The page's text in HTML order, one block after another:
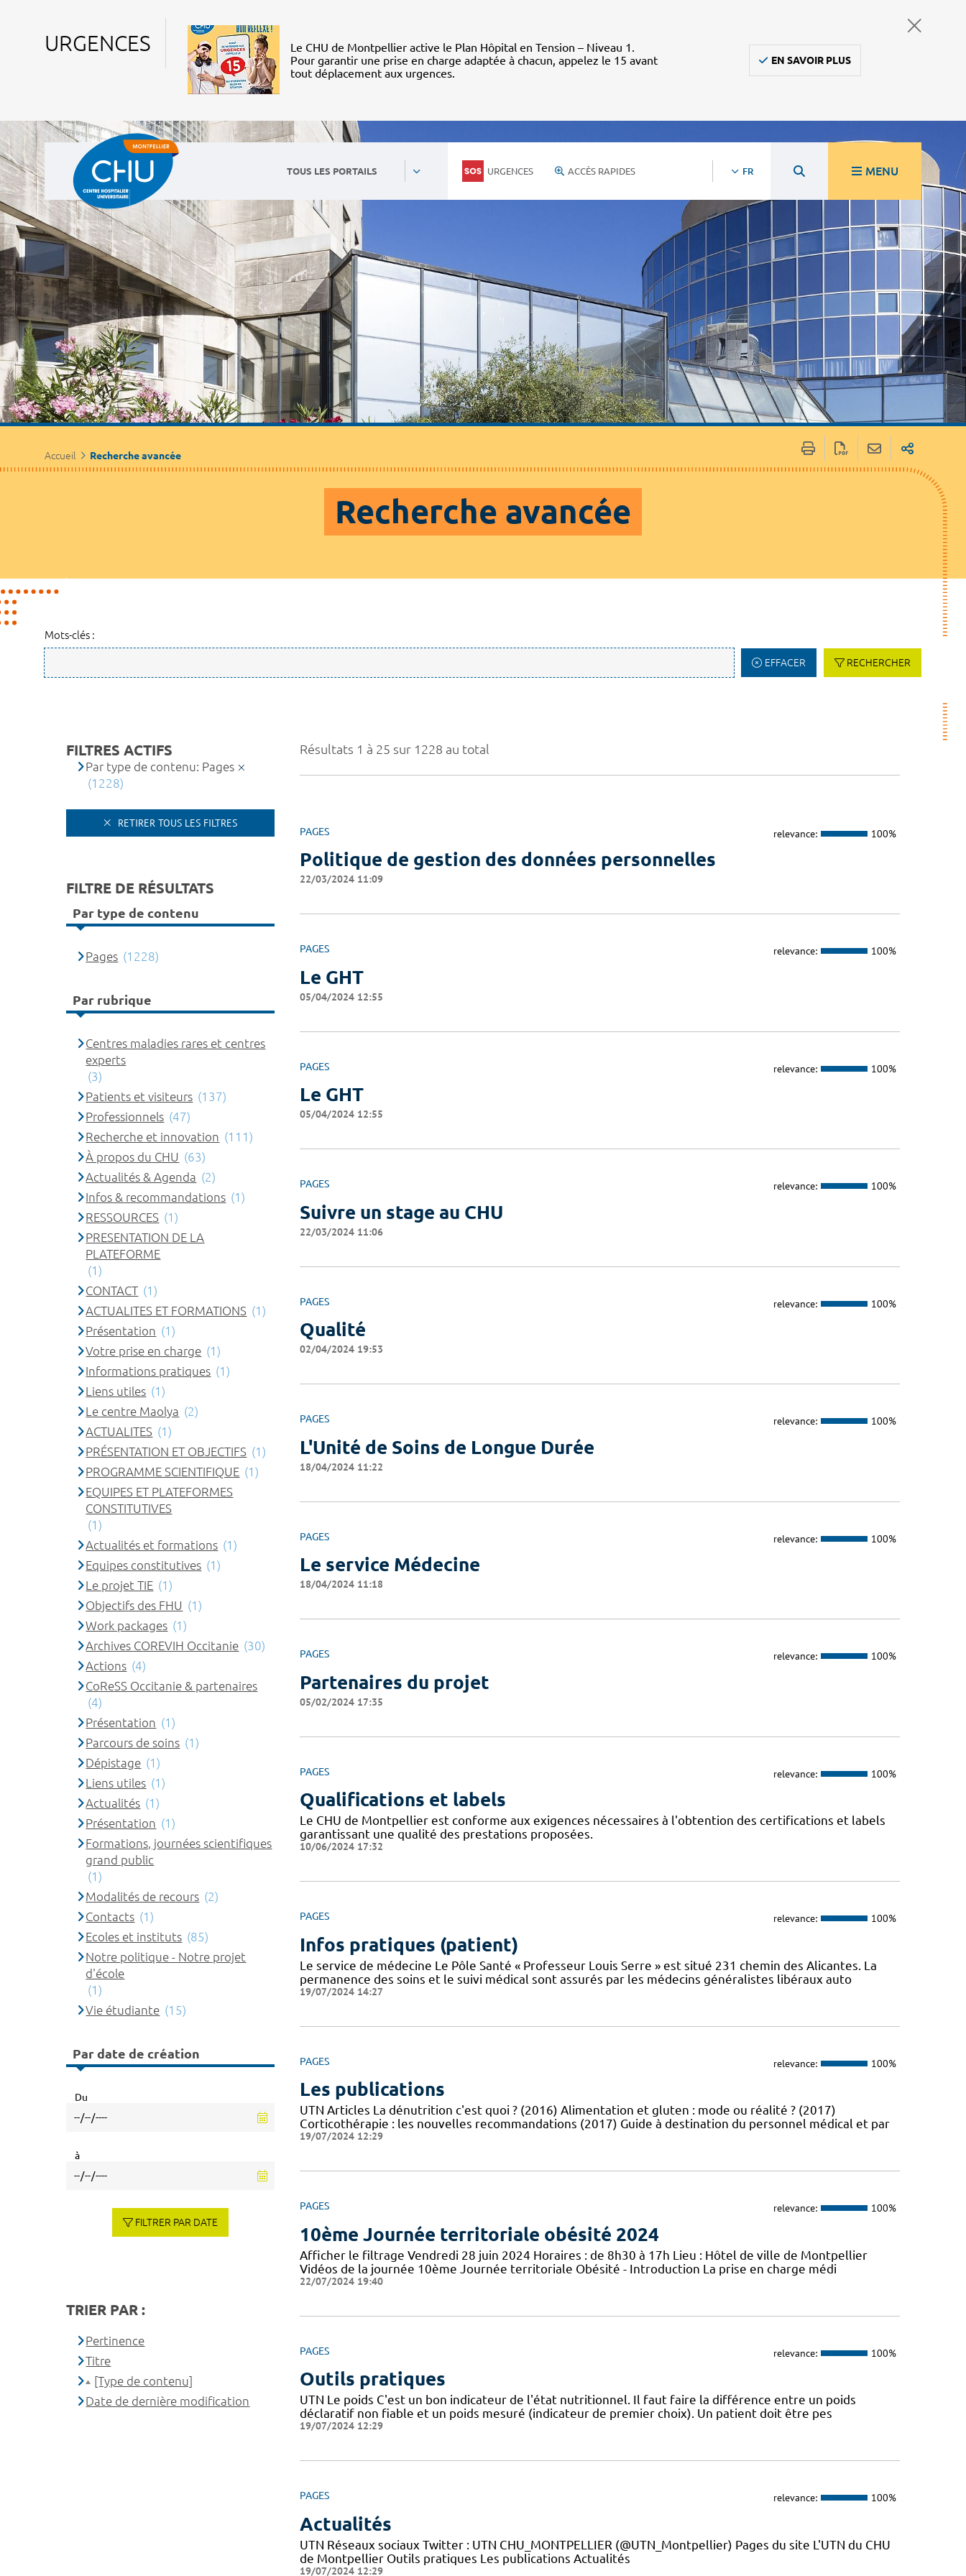
URGENCES
Le CHU de Montpellier active le Plan Hôpital en Tension – Niveau 1.
Pour garantir une prise en charge adaptée à chacun, appelez le 15 avant
tout déplacement aux urgences.
EN SAVOIR PLUS
TOUS LES PORTAILS URGENCES ACCÈS RAPIDES FR MENU
Accueil Recherche avancée
Recherche avancée
Mots-clés :
EFFACER RECHERCHER
Résultats 1 à 25 sur 1228 au total
PAGES relevance: 100%
Politique de gestion des données personnelles
22/03/2024 11:09
PAGES relevance: 100%
Le GHT
05/04/2024 12:55
PAGES relevance: 100%
Le GHT
05/04/2024 12:55
PAGES relevance: 100%
Suivre un stage au CHU
22/03/2024 11:06
PAGES relevance: 100%
Qualité
02/04/2024 19:53
PAGES relevance: 100%
L'Unité de Soins de Longue Durée
18/04/2024 11:22
PAGES relevance: 100%
Le service Médecine
18/04/2024 11:18
PAGES relevance: 100%
Partenaires du projet
05/02/2024 17:35
PAGES relevance: 100%
Qualifications et labels
Le CHU de Montpellier est conforme aux exigences nécessaires à l'obtention des certifications et labels
garantissant une qualité des prestations proposées.
10/06/2024 17:32
PAGES relevance: 100%
Infos pratiques (patient)
Le service de médecine Le Pôle Santé « Professeur Louis Serre » est situé 231 chemin des Alicantes. La
permanence des soins et le suivi médical sont assurés par les médecins généralistes libéraux auto
19/07/2024 14:27
PAGES relevance: 100%
Les publications
UTN Articles La dénutrition c'est quoi ? (2016) Alimentation et gluten : mode ou réalité ? (2017)
Corticothérapie : les nouvelles recommandations (2017) Guide à destination du personnel médical et par
19/07/2024 12:29
PAGES relevance: 100%
10ème Journée territoriale obésité 2024
Afficher le filtrage Vendredi 28 juin 2024 Horaires : de 8h30 à 17h Lieu : Hôtel de ville de Montpellier
Vidéos de la journée 10ème Journée territoriale Obésité - Introduction La prise en charge médi
22/07/2024 19:40
PAGES relevance: 100%
Outils pratiques
UTN Le poids C'est un bon indicateur de l'état nutritionnel. Il faut faire la différence entre un poids
déclaratif non fiable et un poids mesuré (indicateur de premier choix). Un patient doit être pes
19/07/2024 12:29
PAGES relevance: 100%
Actualités
UTN Réseaux sociaux Twitter : UTN CHU_MONTPELLIER (@UTN_Montpellier) Pages du site L'UTN du CHU
de Montpellier Outils pratiques Les publications Actualités
19/07/2024 12:29
FILTRES ACTIFS
Par type de contenu: Pages
(1228)
RETIRER TOUS LES FILTRES
FILTRE DE RÉSULTATS
Par type de contenu
Pages (1228)
Par rubrique
Centres maladies rares et centres
experts
(3)
Patients et visiteurs (137)
Professionnels (47)
Recherche et innovation (111)
À propos du CHU (63)
Actualités & Agenda (2)
Infos & recommandations (1)
RESSOURCES (1)
PRESENTATION DE LA
PLATEFORME
(1)
CONTACT (1)
ACTUALITES ET FORMATIONS (1)
Présentation (1)
Votre prise en charge (1)
Informations pratiques (1)
Liens utiles (1)
Le centre Maolya (2)
ACTUALITES (1)
PRÉSENTATION ET OBJECTIFS (1)
PROGRAMME SCIENTIFIQUE (1)
EQUIPES ET PLATEFORMES
CONSTITUTIVES
(1)
Actualités et formations (1)
Equipes constitutives (1)
Le projet TIE (1)
Objectifs des FHU (1)
Work packages (1)
Archives COREVIH Occitanie (30)
Actions (4)
CoReSS Occitanie & partenaires
(4)
Présentation (1)
Parcours de soins (1)
Dépistage (1)
Liens utiles (1)
Actualités (1)
Présentation (1)
Formations, journées scientifiques
grand public
(1)
Modalités de recours (2)
Contacts (1)
Ecoles et instituts (85)
Notre politique - Notre projet
d'école
(1)
Vie étudiante (15)
Par date de création
Du
à
FILTRER PAR DATE
TRIER PAR :
Pertinence
Titre
[Type de contenu]
Date de dernière modification